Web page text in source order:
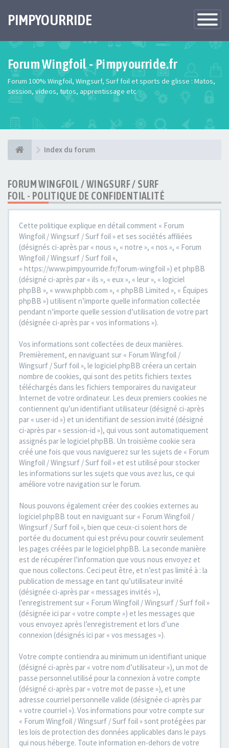
Toggle
PIMPYOURRIDE
Forum Wingfoil - Pimpyourride.fr
Forum 100% Wingfoil, Wingsurf, Surf foil et sports de glisse : Matos,
session, videos, tutos, apprentissage etc
Index du forum
FORUM WINGFOIL / WINGSURF / SURF
FOIL - POLITIQUE DE CONFIDENTIALITÉ
Cette politique explique en détail comment « Forum
Wingfoil / Wingsurf / Surf foil » et ses sociétés affiliées
(désignés ci-après par « nous », « notre », « nos », « Forum
Wingfoil / Wingsurf / Surf foil »,
« https://www.pimpyourride.fr/forum-wingfoil ») et phpBB
(désigné ci-après par « ils », « eux », « leur », « logiciel
phpBB », « www.phpbb.com », « phpBB Limited », « Équipes
phpBB ») utilisent n’importe quelle information collectée
pendant n’importe quelle session d’utilisation de votre part
(désignée ci-après par « vos informations »).
Vos informations sont collectées de deux manières.
Premièrement, en naviguant sur « Forum Wingfoil /
Wingsurf / Surf foil », le logiciel phpBB créera un certain
nombre de cookies, qui sont des petits fichiers textes
téléchargés dans les fichiers temporaires du navigateur
Internet de votre ordinateur. Les deux premiers cookies ne
contiennent qu’un identifiant utilisateur (désigné ci-après
par « user-id ») et un identifiant de session invité (désigné
ci-après par « session-id »), qui vous sont automatiquement
assignés par le logiciel phpBB. Un troisième cookie sera
créé une fois que vous naviguerez sur les sujets de « Forum
Wingfoil / Wingsurf / Surf foil » et est utilisé pour stocker
les informations sur les sujets que vous avez lus, ce qui
améliore votre navigation sur le forum.
Nous pouvons également créer des cookies externes au
logiciel phpBB tout en naviguant sur « Forum Wingfoil /
Wingsurf / Surf foil », bien que ceux-ci soient hors de
portée du document qui est prévu pour couvrir seulement
les pages créées par le logiciel phpBB. La seconde manière
est de récupérer l’information que vous nous envoyez et
que nous collectons. Ceci peut être, et n’est pas limité à : la
publication de message en tant qu’utilisateur invité
(désignée ci-après par « messages invités »),
l’enregistrement sur « Forum Wingfoil / Wingsurf / Surf foil »
(désignée ici par « votre compte ») et les messages que
vous envoyez après l’enregistrement et lors d’une
connexion (désignés ici par « vos messages »).
Votre compte contiendra au minimum un identifiant unique
(désigné ci-après par « votre nom d’utilisateur »), un mot de
passe personnel utilisé pour la connexion à votre compte
(désigné ci-après par « votre mot de passe »), et une
adresse courriel personnelle valide (désignée ci-après par
« votre courriel »). Vos informations pour votre compte sur
« Forum Wingfoil / Wingsurf / Surf foil » sont protégées par
les lois de protection des données applicables dans le pays
qui nous héberge. Toute information en-dehors de votre